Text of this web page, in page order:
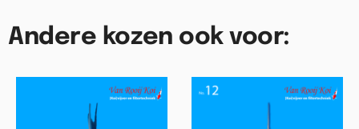
Andere kozen ook voor: